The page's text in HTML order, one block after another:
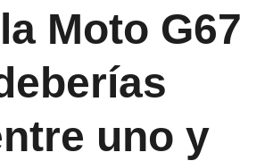
Moto G67
uno y